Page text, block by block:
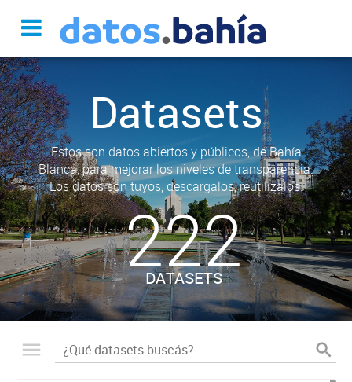
Datasets
Estos son datos abiertos y públicos, de Bahía
Blanca, para mejorar los niveles de transparencia.
Los datos son tuyos, descargalos, reutilizalos.
222
DATASETS